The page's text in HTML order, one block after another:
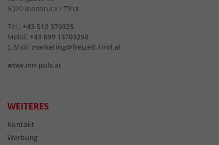
6020 Innsbruck / Tirol
Tel.: +43 512 370325
Mobil: +43 699 13703250
E-Mail: marketing@freizeit-tirol.at
www.inn-puls.at
WEITERES
Kontakt
Werbung